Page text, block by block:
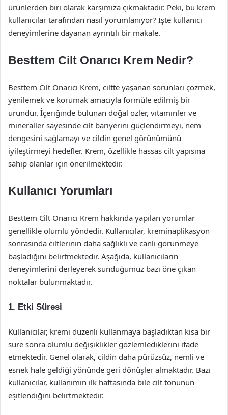
ürünlerden biri olarak karşımıza çıkmaktadır. Peki, bu krem
kullanıcılar tarafından nasıl yorumlanıyor? İşte kullanıcı
deneyimlerine dayanan ayrıntılı bir makale.
Besttem Cilt Onarıcı Krem Nedir?
Besttem Cilt Onarıcı Krem, ciltte yaşanan sorunları çözmek,
yenilemek ve korumak amacıyla formüle edilmiş bir
üründür. İçeriğinde bulunan doğal özler, vitaminler ve
mineraller sayesinde cilt bariyerini güçlendirmeyi, nem
dengesini sağlamayı ve cildin genel görünümünü
iyileştirmeyi hedefler. Krem, özellikle hassas cilt yapısına
sahip olanlar için önerilmektedir.
Kullanıcı Yorumları
Besttem Cilt Onarıcı Krem hakkında yapılan yorumlar
genellikle olumlu yöndedir. Kullanıcılar, kreminaplikasyon
sonrasında ciltlerinin daha sağlıklı ve canlı görünmeye
başladığını belirtmektedir. Aşağıda, kullanıcıların
deneyimlerini derleyerek sunduğumuz bazı öne çıkan
noktalar bulunmaktadır.
1. Etki Süresi
Kullanıcılar, kremi düzenli kullanmaya başladıktan kısa bir
süre sonra olumlu değişiklikler gözlemlediklerini ifade
etmektedir. Genel olarak, cildin daha pürüzsüz, nemli ve
esnek hale geldiği yönünde geri dönüşler almaktadır. Bazı
kullanıcılar, kullanımın ilk haftasında bile cilt tonunun
eşitlendiğini belirtmektedir.